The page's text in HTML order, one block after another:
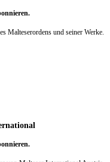
Malteserordens und seiner Werke.